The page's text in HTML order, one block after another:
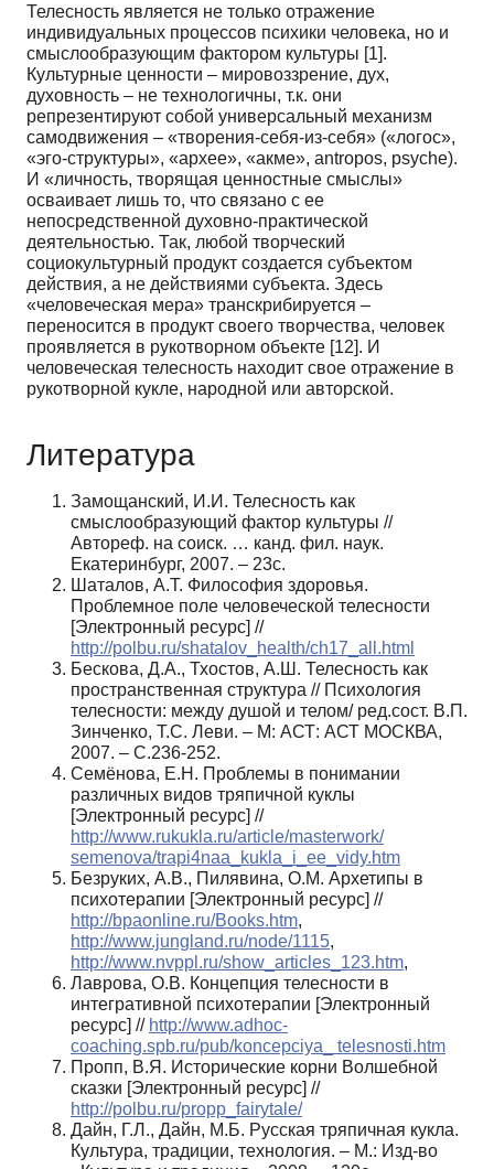
Телесность является не только отражение
индивидуальных процессов психики человека, но и
смыслообразующим фактором культуры [1].
Культурные ценности – мировоззрение, дух,
духовность – не технологичны, т.к. они
репрезентируют собой универсальный механизм
самодвижения – «творения-себя-из-себя» («логос»,
«эго-структуры», «архее», «акме», antropos, psyche).
И «личность, творящая ценностные смыслы»
осваивает лишь то, что связано с ее
непосредственной духовно-практической
деятельностью. Так, любой творческий
социокультурный продукт создается субъектом
действия, а не действиями субъекта. Здесь
«человеческая мера» транскрибируется –
переносится в продукт своего творчества, человек
проявляется в рукотворном объекте [12]. И
человеческая телесность находит свое отражение в
рукотворной кукле, народной или авторской.
Литература
Замощанский, И.И. Телесность как
смыслообразующий фактор культуры //
Автореф. на соиск. … канд. фил. наук.
Екатеринбург, 2007. – 23с.
Шаталов, А.Т. Философия здоровья.
Проблемное поле человеческой телесности
[Электронный ресурс] //
http://polbu.ru/shatalov_health/ch17_all.html
Бескова, Д.А., Тхостов, А.Ш. Телесность как
пространственная структура // Психология
телесности: между душой и телом/ ред.сост. В.П.
Зинченко, Т.С. Леви. – М: АСТ: АСТ МОСКВА,
2007. – С.236-252.
Семёнова, Е.Н. Проблемы в понимании
различных видов тряпичной куклы
[Электронный ресурс] //
http://www.rukukla.ru/article/masterwork/
semenova/trapi4naa_kukla_i_ee_vidy.htm
Безруких, А.В., Пилявина, О.М. Архетипы в
психотерапии [Электронный ресурс] //
http://bpaonline.ru/Books.htm,
http://www.jungland.ru/node/1115,
http://www.nvppl.ru/show_articles_123.htm,
Лаврова, О.В. Концепция телесности в
интегративной психотерапии [Электронный
ресурс] // http://www.adhoc-
coaching.spb.ru/pub/koncepciya_ telesnosti.htm
Пропп, В.Я. Исторические корни Волшебной
сказки [Электронный ресурс] //
http://polbu.ru/propp_fairytale/
Дайн, Г.Л., Дайн, М.Б. Русская тряпичная кукла.
Культура, традиции, технология. – М.: Изд-во